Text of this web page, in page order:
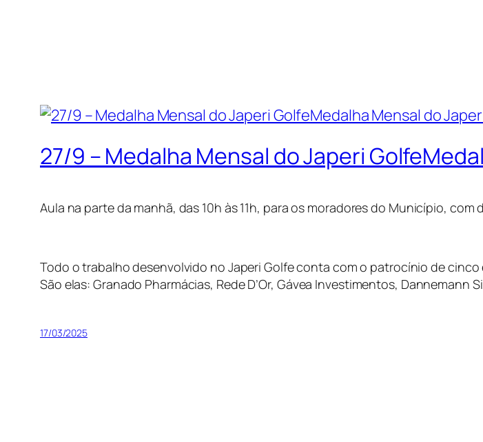
27/9 – Medalha Mensal do Japeri
Aula na parte da manhã, das 10h às 11h, para os moradores do Município, com
Todo o trabalho desenvolvido no Japeri Golfe conta com o patrocínio de
São elas: Granado Pharmácias, Rede D’Or, Gávea Investimentos, Dannemann
17/03/2025